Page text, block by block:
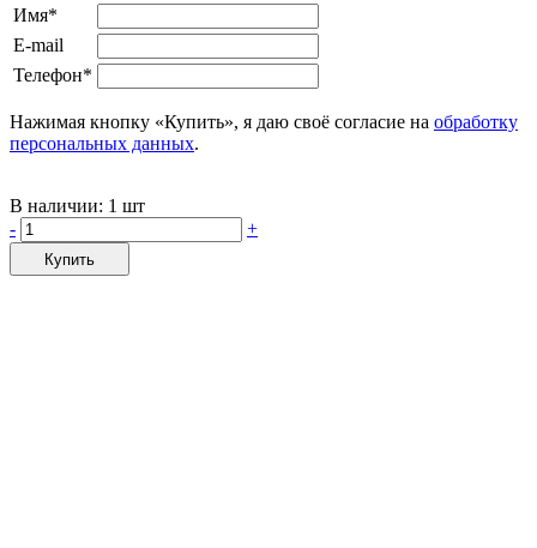
Имя*
E-mail
Телефон*
Нажимая кнопку «Купить», я даю своё согласие на обработку
персональных данных.
В наличии: 1 шт
-
+
Купить